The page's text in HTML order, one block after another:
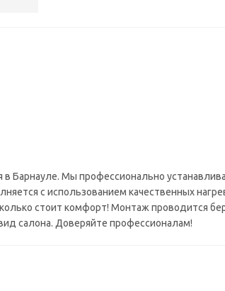
Барнауле. Мы профессионально
с использованием качественных
стоит комфорт! Монтаж проводится
салона. Доверяйте профессионалам!